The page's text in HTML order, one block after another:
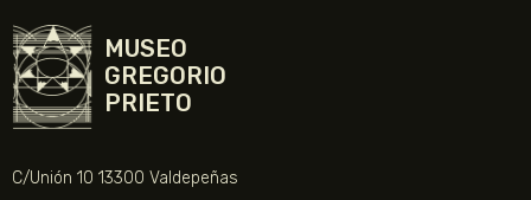
MUSEO
GREGORIO
PRIETO
C/Unión 10 13300 Valdepeñas